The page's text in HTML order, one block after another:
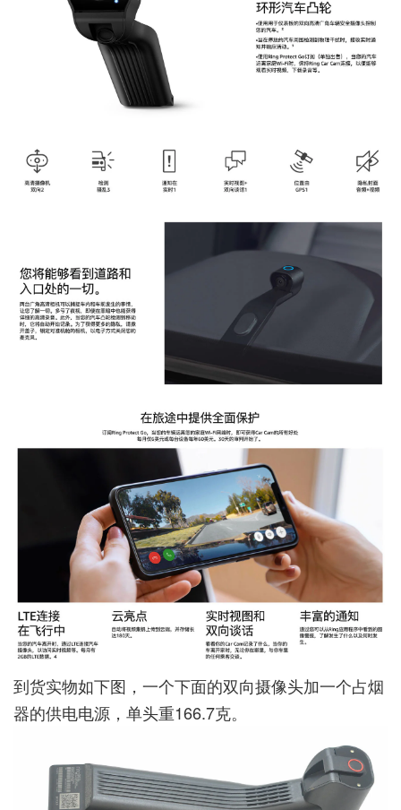
到货实物如下图，一个下面的双向摄像头加一个占烟
器的供电电源，单头重166.7克。